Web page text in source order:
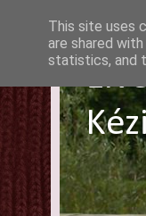
This site uses
are shared
statistics, and